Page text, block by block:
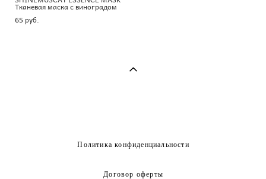
Тканевая маска с виноградом
65 pуб.
Политика конфиденциальности
Договор оферты